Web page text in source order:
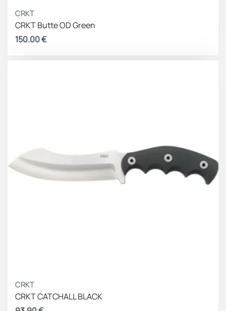
CRKT
CRKT Butte OD Green
150.00€
CRKT
CRKT CATCHALL BLACK